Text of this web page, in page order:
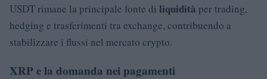
USDT rimane la principale fonte di liquidità per trading,
hedging e trasferimenti tra exchange, contribuendo a
stabilizzare i flussi nel mercato crypto.
XRP e la domanda nei pagamenti